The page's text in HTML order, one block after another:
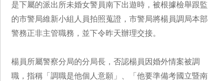
是下屬的派出所未婚女警員南下出遊時，被根據檢舉跟監
的市警局維新小組人員拍照蒐證，市警局將楊員調局本部
警務正非主管職務，並下令昨天辦理交接。
楊員所屬警察分局的分局長，否認楊員因婚外情案被調
職，指稱「調職是他個人意願」、「他要準備考國立暨南